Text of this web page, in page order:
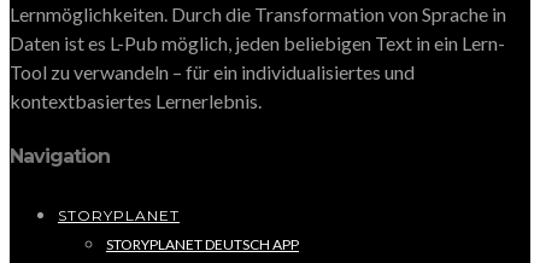
Lernmöglichkeiten. Durch die Transformation von Sprache in
Daten ist es L-Pub möglich, jeden beliebigen Text in ein Lern-
Tool zu verwandeln – für ein individualisiertes und
kontextbasiertes Lernerlebnis.
Navigation
STORYPLANET
STORYPLANET DEUTSCH APP